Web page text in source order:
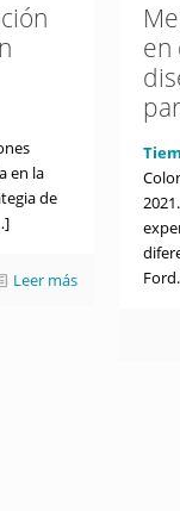
en la
de
Leer más
en